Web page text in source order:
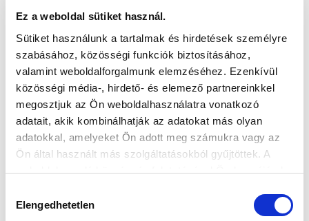
Ez a weboldal sütiket használ.
Sütiket használunk a tartalmak és hirdetések személyre
szabásához, közösségi funkciók biztosításához,
valamint weboldalforgalmunk elemzéséhez. Ezenkívül
közösségi média-, hirdető- és elemező partnereinkkel
megosztjuk az Ön weboldalhasználatra vonatkozó
adatait, akik kombinálhatják az adatokat más olyan
adatokkal, amelyeket Ön adott meg számukra vagy az
Ön által használt más szolgáltatásokból gyűjtöttek. A
weboldalon való böngészés folytatásával Ön hozzájárul a
kiválasztása
Elengedhetetlen
– A minimum cél az a középmezőny, a 8-10. hely
tudják múlni a srácok, sok függ attól, milyen lesz a
végleges keret, amellyel dolgozom nap mint nap. Emellett
fontos tényező, hogy az első csapattól mikor, mennyi
játékos és persze konkrétan ki lesz az, aki vissza fog
játszani.
A Keleti csoportban induló csapatok listája:
Balassagyarmat
Cigánd
Diósgyőri VTK II